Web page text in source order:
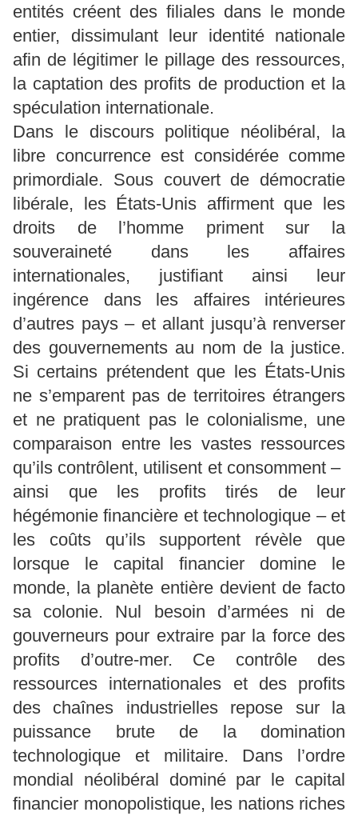
entités créent des filiales dans le monde
entier, dissimulant leur identité nationale
afin de légitimer le pillage des ressources,
la captation des profits de production et la
spéculation internationale.
Dans le discours politique néolibéral, la
libre concurrence est considérée comme
primordiale. Sous couvert de démocratie
libérale, les États-Unis affirment que les
droits de l’homme priment sur la
souveraineté dans les affaires
internationales, justifiant ainsi leur
ingérence dans les affaires intérieures
d’autres pays – et allant jusqu’à renverser
des gouvernements au nom de la justice.
Si certains prétendent que les États-Unis
ne s’emparent pas de territoires étrangers
et ne pratiquent pas le colonialisme, une
comparaison entre les vastes ressources
qu’ils contrôlent, utilisent et consomment – ​​
ainsi que les profits tirés de leur
hégémonie financière et technologique – et
les coûts qu’ils supportent révèle que
lorsque le capital financier domine le
monde, la planète entière devient de facto
sa colonie. Nul besoin d’armées ni de
gouverneurs pour extraire par la force des
profits d’outre-mer. Ce contrôle des
ressources internationales et des profits
des chaînes industrielles repose sur la
puissance brute de la domination
technologique et militaire. Dans l’ordre
mondial néolibéral dominé par le capital
financier monopolistique, les nations riches